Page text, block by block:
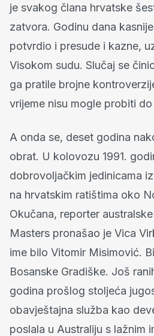
je svakog člana hrvatske
zatvora. Godinu dana
potvrdio i presude i kazne,
Visokom sudu. Slučaj se
ga pratile brojne
vrijeme nisu mogle probiti
A onda se, deset godina
obrat. U kolovozu 1991.
dobrovoljačkim jedinicama
na hrvatskim ratištima oko
Okučana, reporter
Masters pronašao je Vica
ime bilo Vitomir Misimović.
Bosanske Gradiške. Još
godina prošlog stoljeća
obavještajna služba kao
poslala u Australiju s lažnim